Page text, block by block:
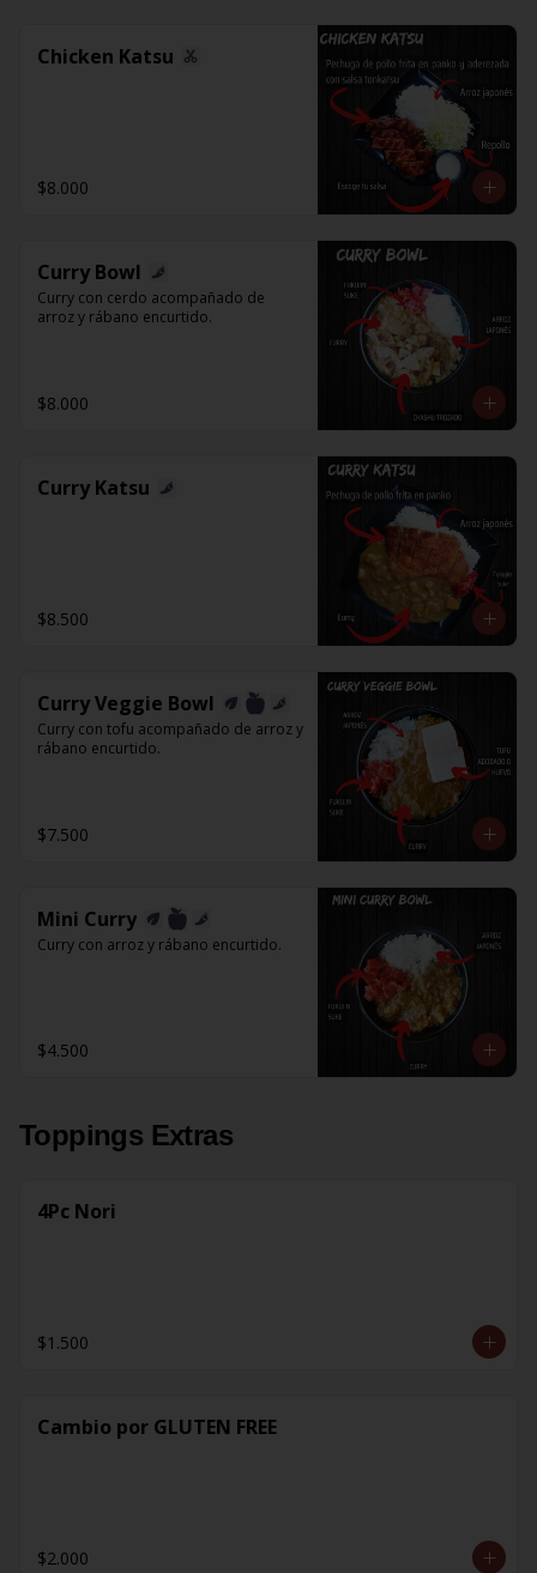
Chicken Katsu
$8.000
Curry Bowl
Curry con cerdo acompañado de
arroz y rábano encurtido.
$8.000
Curry Katsu
$8.500
Curry Veggie Bowl
Curry con tofu acompañado de arroz y
rábano encurtido.
$7.500
Mini Curry
Curry con arroz y rábano encurtido.
$4.500
Toppings Extras
4Pc Nori
$1.500
Cambio por GLUTEN FREE
$2.000